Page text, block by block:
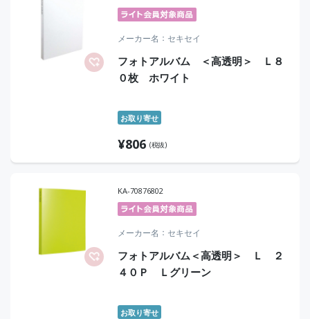
メーカー名 セキセイ
フォトアルバム ＜高透明＞ Ｌ８
０枚 ホワイト
お取り寄せ
¥806 (税抜)
KA-70876802
メーカー名 セキセイ
フォトアルバム＜高透明＞ Ｌ ２
４０Ｐ Ｌグリーン
お取り寄せ